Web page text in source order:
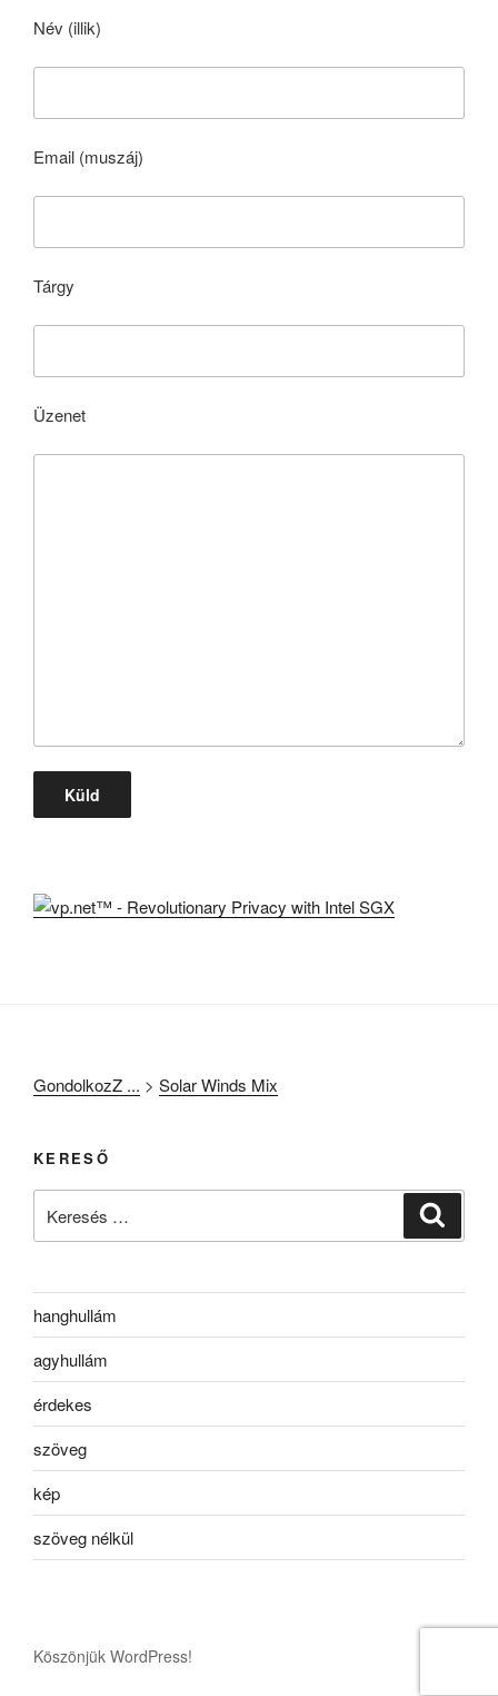
Név (illik)
Email (muszáj)
Tárgy
Üzenet
GondolkozZ ... > Solar Winds Mix
KERESŐ
hanghullám
agyhullám
érdekes
szöveg
kép
szöveg nélkül
Köszönjük WordPress!